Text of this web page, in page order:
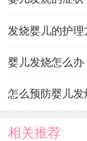
发烧婴儿的护
婴儿发烧怎么
怎么预防婴儿
相关推荐